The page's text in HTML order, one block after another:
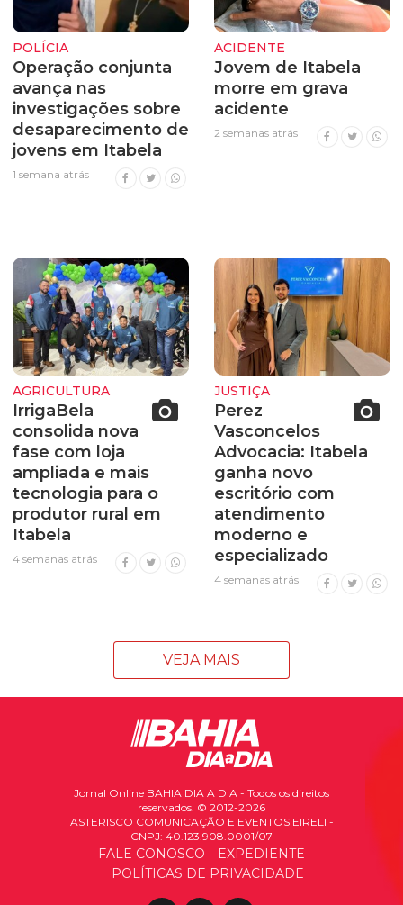
POLÍCIA
Operação conjunta
avança nas
investigações sobre
desaparecimento de
jovens em Itabela
1 semana atrás
ACIDENTE
Jovem de Itabela
morre em grava
acidente
2 semanas atrás
AGRICULTURA
IrrigaBela
consolida nova
fase com loja
ampliada e mais
tecnologia para o
produtor rural em
Itabela
4 semanas atrás
JUSTIÇA
Perez
Vasconcelos
Advocacia: Itabela
ganha novo
escritório com
atendimento
moderno e
especializado
4 semanas atrás
VEJA MAIS
Jornal Online BAHIA DIA A DIA - Todos os direitos
reservados. © 2012-2026
ASTERISCO COMUNICAÇÃO E EVENTOS EIRELI -
CNPJ: 40.123.908.0001/07
FALE CONOSCO
EXPEDIENTE
POLÍTICAS DE PRIVACIDADE